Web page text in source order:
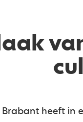
Brabant heeft in